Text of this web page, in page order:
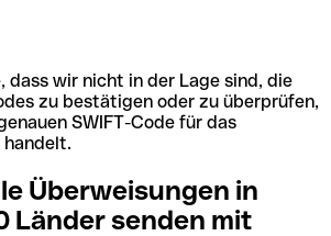
dass wir nicht in der Lage sind, die
zu bestätigen oder zu überprüfen,
SWIFT-Code für das
Überweisungen in
Länder senden mit